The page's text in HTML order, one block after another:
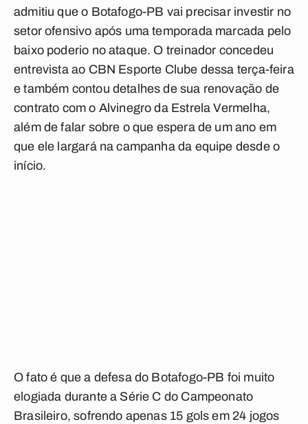
admitiu que o Botafogo-PB vai precisar investir no
setor ofensivo após uma temporada marcada pelo
baixo poderio no ataque. O treinador concedeu
entrevista ao CBN Esporte Clube dessa terça-feira
e também contou detalhes de sua renovação de
contrato com o Alvinegro da Estrela Vermelha,
além de falar sobre o que espera de um ano em
que ele largará na campanha da equipe desde o
início.
O fato é que a defesa do Botafogo-PB foi muito
elogiada durante a Série C do Campeonato
Brasileiro, sofrendo apenas 15 gols em 24 jogos